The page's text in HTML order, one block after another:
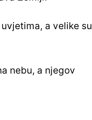
a velike su
nebu, a njegov